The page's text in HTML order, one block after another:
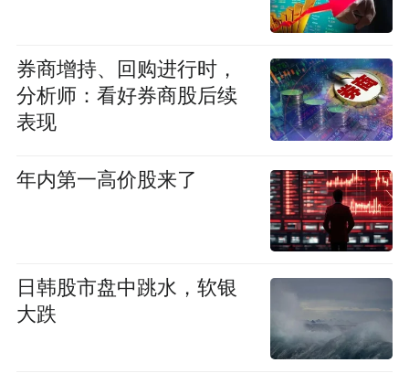
券商增持、回购进行时，
分析师：看好券商股后续
表现
年内第一高价股来了
日韩股市盘中跳水，软银
大跌